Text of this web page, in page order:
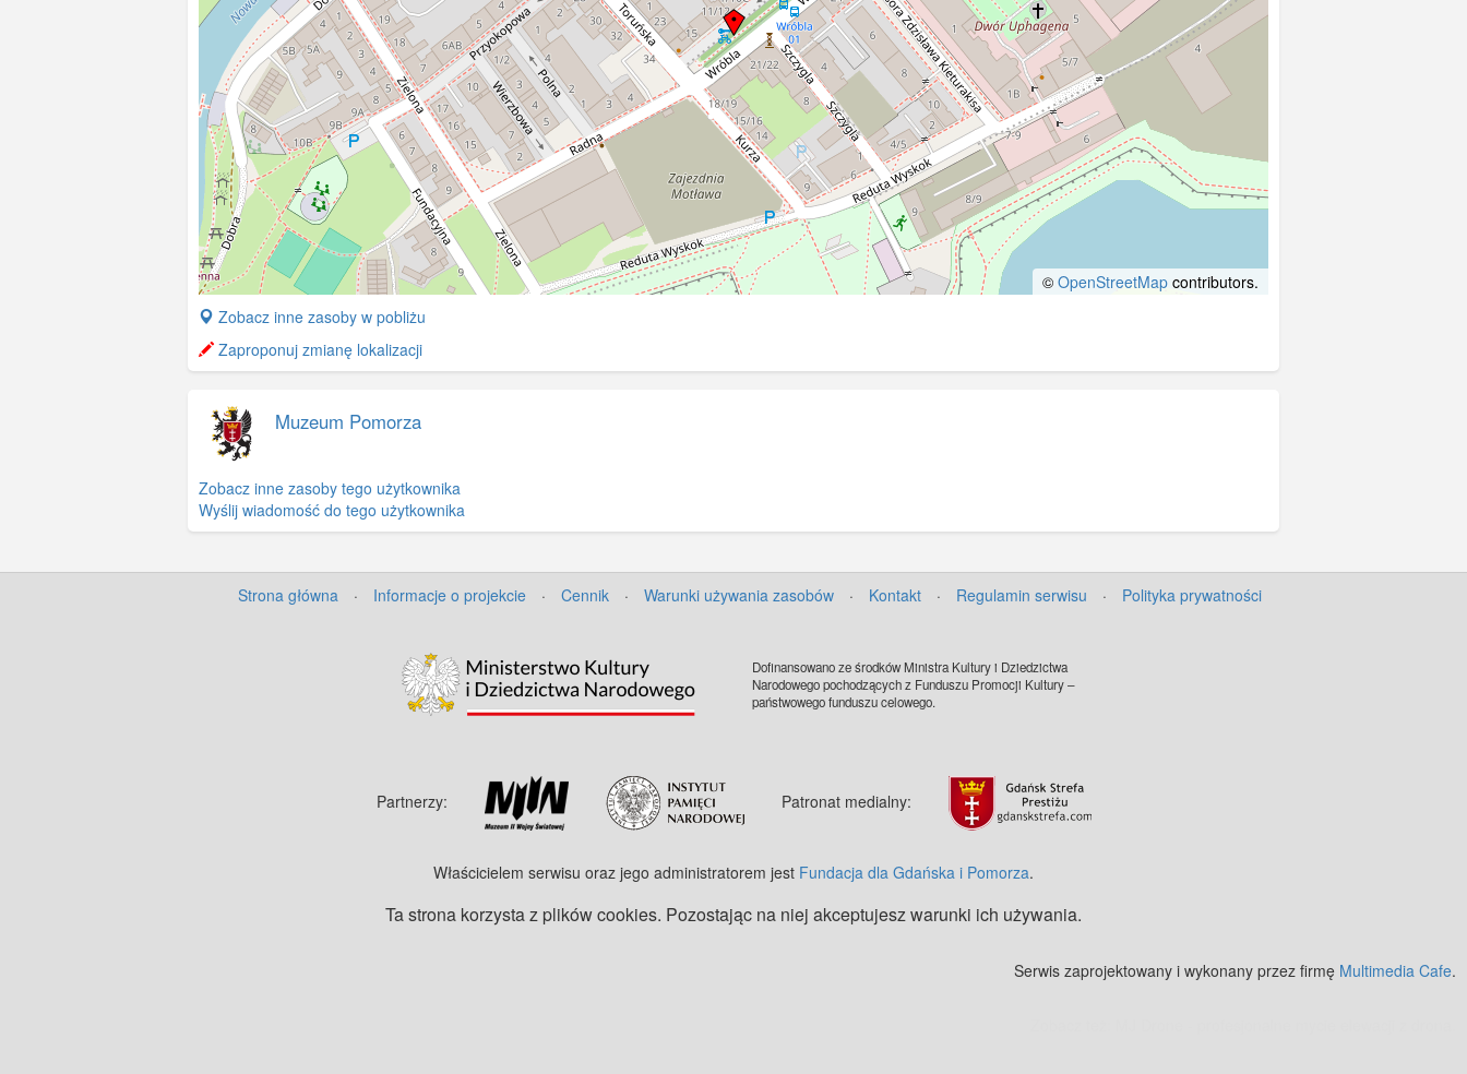
© OpenStreetMap contributors.
+
−
©OpenStreetMap
Zobacz inne zasoby w pobliżu
Zaproponuj zmianę lokalizacji
Muzeum Pomorza
Zobacz inne zasoby tego użytkownika
Wyślij wiadomość do tego użytkownika
Strona główna · Informacje o projekcie · Cennik · Warunki używania zasobów · Kontakt · Regulamin serwisu · Polityka prywatności
Dofinansowano ze środków Ministra Kultury i Dziedzictwa
Narodowego pochodzących z Funduszu Promocji Kultury –
państwowego funduszu celowego.
Partnerzy: Patronat medialny:
Właścicielem serwisu oraz jego administratorem jest Fundacja dla Gdańska i Pomorza.
Ta strona korzysta z plików cookies. Pozostając na niej akceptujesz warunki ich używania.
Serwis zaprojektowany i wykonany przez firmę Multimedia Cafe.